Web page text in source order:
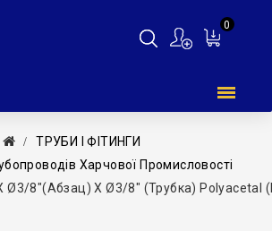
0
ТРУБИ І ФІТИНГИ
Харчової Промисловості
Ø3/8″(абзац) Х Ø3/8″ (трубка) Polyacetal